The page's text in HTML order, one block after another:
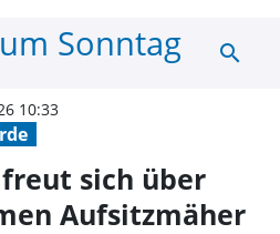
Fußballverein
search
10:33
sich über
Aufsitzmäher